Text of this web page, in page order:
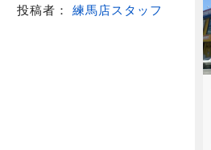
投稿者： 練馬店スタッフ